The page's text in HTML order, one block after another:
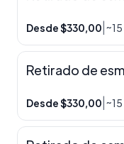
Desde $330,00
Retirado de
Desde $330,00